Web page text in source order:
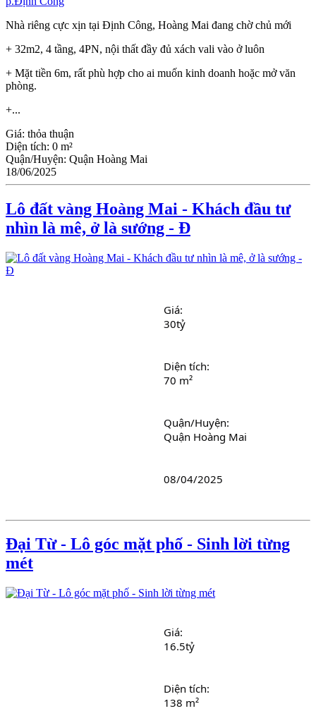
Nhà riêng cực xịn tại Định Công, Hoàng Mai đang chờ chủ mới
+ 32m2, 4 tầng, 4PN, nội thất đầy đủ xách vali vào ở luôn
+ Mặt tiền 6m, rất phù hợp cho ai muốn kinh doanh hoặc mở văn
phòng.
+...
Giá: thỏa thuận
Diện tích: 0 m²
Quận/Huyện: Quận Hoàng Mai
18/06/2025
Lô đất vàng Hoàng Mai - Khách đầu tư
nhìn là mê, ở là sướng - Đ
Giá:
30tỷ
Diện tích:
70 m²
Quận/Huyện:
Quận Hoàng Mai
08/04/2025
Đại Từ - Lô góc mặt phố - Sinh lời từng
mét
Giá:
16.5tỷ
Diện tích:
138 m²